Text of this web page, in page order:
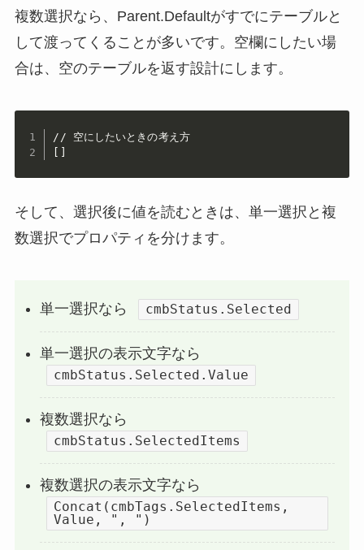
複数選択なら、Parent.Defaultがすでにテーブルと
して渡ってくることが多いです。空欄にしたい場
合は、空のテーブルを返す設計にします。
// 空にしたいときの考え方
[]
そして、選択後に値を読むときは、単一選択と複
数選択でプロパティを分けます。
単一選択なら cmbStatus.Selected
単一選択の表示文字なら
cmbStatus.Selected.Value
複数選択なら
cmbStatus.SelectedItems
複数選択の表示文字なら
Concat(cmbTags.SelectedItems,
Value, ", ")